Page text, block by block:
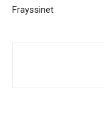
Frayssinet